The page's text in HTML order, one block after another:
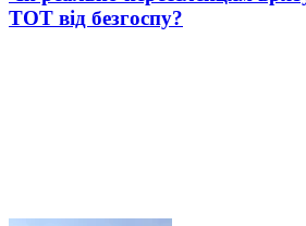
ТОТ від безгоспу?